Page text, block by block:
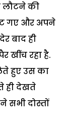
लौटने की
गए और अपने
बाद ही
खींच रहा है.
हुए उस का
ही देखते
सभी दोस्तों